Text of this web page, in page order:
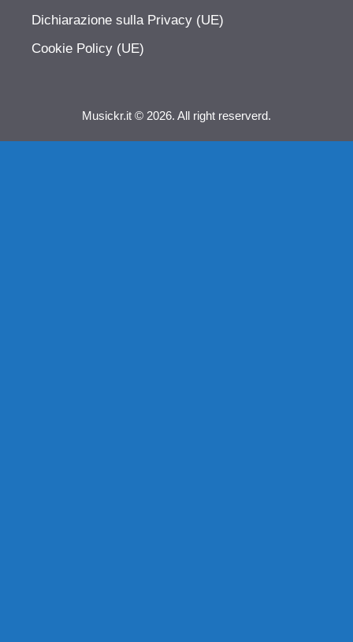
Dichiarazione sulla Privacy (UE)
Cookie Policy (UE)
Musickr.it © 2026. All right reserverd.